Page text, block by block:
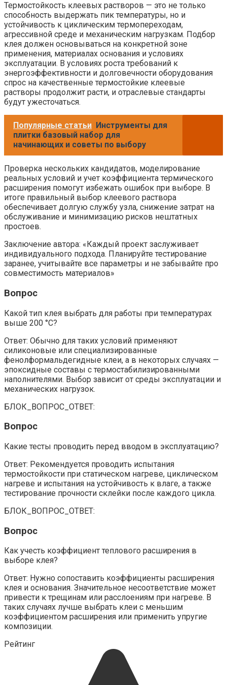
Термостойкость клеевых растворов — это не только
способность выдержать пик температуры, но и
устойчивость к циклическим термопереходам,
агрессивной среде и механическим нагрузкам. Подбор
клея должен основываться на конкретной зоне
применения, материалах основания и условиях
эксплуатации. В условиях роста требований к
энергоэффективности и долговечности оборудования
спрос на качественные термостойкие клеевые
растворы продолжит расти, и отраслевые стандарты
будут ужесточаться.
Популярные статьи Инструменты для
плитки базовый набор для
начинающих и советы по выбору
Проверка нескольких кандидатов, моделирование
реальных условий и учет коэффициента термического
расширения помогут избежать ошибок при выборе. В
итоге правильный выбор клеевого раствора
обеспечивает долгую службу узла, снижение затрат на
обслуживание и минимизацию рисков нештатных
простоев.
Заключение автора: «Каждый проект заслуживает
индивидуального подхода. Планируйте тестирование
заранее, учитывайте все параметры и не забывайте про
совместимость материалов»
Вопрос
Какой тип клея выбрать для работы при температурах
выше 200 °C?
Ответ: Обычно для таких условий применяют
силиконовые или специализированные
фенолформальдегидные клеи, а в некоторых случаях —
эпоксидные составы с термостабилизированными
наполнителями. Выбор зависит от среды эксплуатации и
механических нагрузок.
БЛОК_ВОПРОС_ОТВЕТ:
Вопрос
Какие тесты проводить перед вводом в эксплуатацию?
Ответ: Рекомендуется проводить испытания
термостойкости при статическом нагреве, циклическом
нагреве и испытания на устойчивость к влаге, а также
тестирование прочности склейки после каждого цикла.
БЛОК_ВОПРОС_ОТВЕТ:
Вопрос
Как учесть коэффициент теплового расширения в
выборе клея?
Ответ: Нужно сопоставить коэффициенты расширения
клея и основания. Значительное несоответствие может
привести к трещинам или расслоениям при нагреве. В
таких случаях лучше выбрать клеи с меньшим
коэффициентом расширения или применить упругие
композиции.
Рейтинг